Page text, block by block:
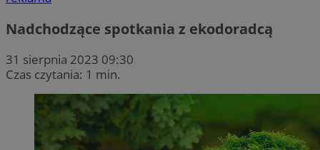
Nadchodzące spotkania z ekodoradcą
31 sierpnia 2023 09:30
Czas czytania: 1 min.